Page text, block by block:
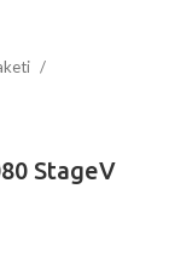
StageV